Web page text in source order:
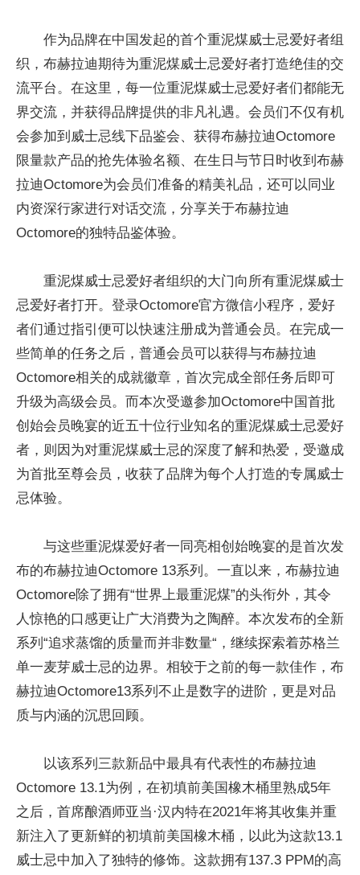
作为品牌在中国发起的首个重泥煤威士忌爱好者组
织，布赫拉迪期待为重泥煤威士忌爱好者打造绝佳的交
流平台。在这里，每一位重泥煤威士忌爱好者们都能无
界交流，并获得品牌提供的非凡礼遇。会员们不仅有机
会参加到威士忌线下品鉴会、获得布赫拉迪Octomore
限量款产品的抢先体验名额、在生日与节日时收到布赫
拉迪Octomore为会员们准备的精美礼品，还可以同业
内资深行家进行对话交流，分享关于布赫拉迪
Octomore的独特品鉴体验。
重泥煤威士忌爱好者组织的大门向所有重泥煤威士
忌爱好者打开。登录Octomore官方微信小程序，爱好
者们通过指引便可以快速注册成为普通会员。在完成一
些简单的任务之后，普通会员可以获得与布赫拉迪
Octomore相关的成就徽章，首次完成全部任务后即可
升级为高级会员。而本次受邀参加Octomore中国首批
创始会员晚宴的近五十位行业知名的重泥煤威士忌爱好
者，则因为对重泥煤威士忌的深度了解和热爱，受邀成
为首批至尊会员，收获了品牌为每个人打造的专属威士
忌体验。
与这些重泥煤爱好者一同亮相创始晚宴的是首次发
布的布赫拉迪Octomore 13系列。一直以来，布赫拉迪
Octomore除了拥有“世界上最重泥煤”的头衔外，其令
人惊艳的口感更让广大消费为之陶醉。本次发布的全新
系列“追求蒸馏的质量而并非数量“，继续探索着苏格兰
单一麦芽威士忌的边界。相较于之前的每一款佳作，布
赫拉迪Octomore13系列不止是数字的进阶，更是对品
质与内涵的沉思回顾。
以该系列三款新品中最具有代表性的布赫拉迪
Octomore 13.1为例，在初填前美国橡木桶里熟成5年
之后，首席酿酒师亚当·汉内特在2021年将其收集并重
新注入了更新鲜的初填前美国橡木桶，以此为这款13.1
威士忌中加入了独特的修饰。这款拥有137.3 PPM的高